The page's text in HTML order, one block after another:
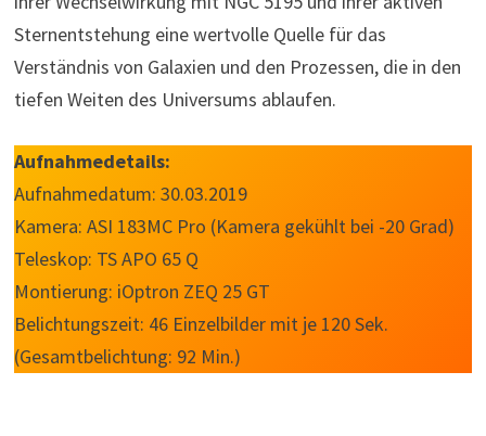
Sternentstehung eine wertvolle Quelle für das
Verständnis von Galaxien und den Prozessen, die in den
tiefen Weiten des Universums ablaufen.
Aufnahmedetails:
Aufnahmedatum: 30.03.2019
Kamera: ASI 183MC Pro (Kamera gekühlt bei -20 Grad)
Teleskop: TS APO 65 Q
Montierung: iOptron ZEQ 25 GT
Belichtungszeit: 46 Einzelbilder mit je 120 Sek.
(Gesamtbelichtung: 92 Min.)